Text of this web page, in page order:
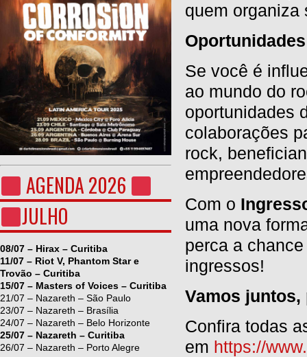
AGENDA 2026
JULHO
08/07 – Hirax – Curitiba
11/07 – Riot V, Phantom Star e
Trovão – Curitiba
15/07 – Masters of Voices – Curitiba
21/07 – Nazareth – São Paulo
23/07 – Nazareth – Brasília
24/07 – Nazareth – Belo Horizonte
25/07 – Nazareth – Curitiba
26/07 – Nazareth – Porto Alegre
quem organiza
Se você é
ao mundo do
oportunidades
colaborações
rock,
Com o
uma nova
perca a
ingressos!
Vamos juntos,
Confira todas
em https://